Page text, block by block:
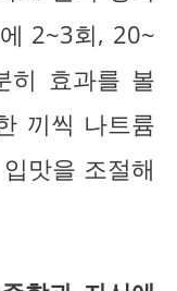
2~3회, 20~
히 효과를 볼
끼씩 나트륨
맛을 조절해